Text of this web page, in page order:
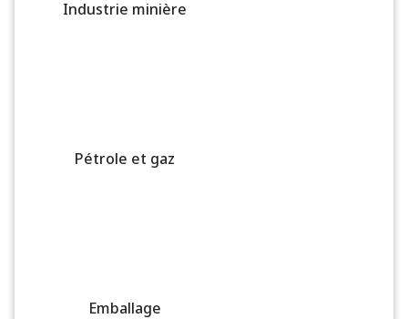
Industrie minière
Pétrole et gaz
Emballage